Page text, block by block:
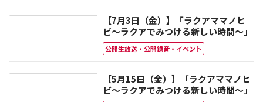
【7月3日（金）】「ラクアママノヒ
ビ～ラクアでみつける新しい時間～」
公開生放送・公開録音・イベント
【5月15日（金）】「ラクアママノヒ
ビ～ラクアでみつける新しい時間～」